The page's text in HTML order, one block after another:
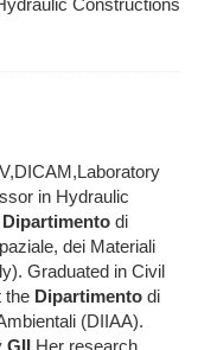
Constructions
in Hydraulic
Dipartimento di
dei Materiali
Graduated in Civil
the Dipartimento di
(DIIAA).